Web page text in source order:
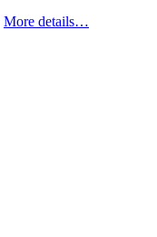
More details…